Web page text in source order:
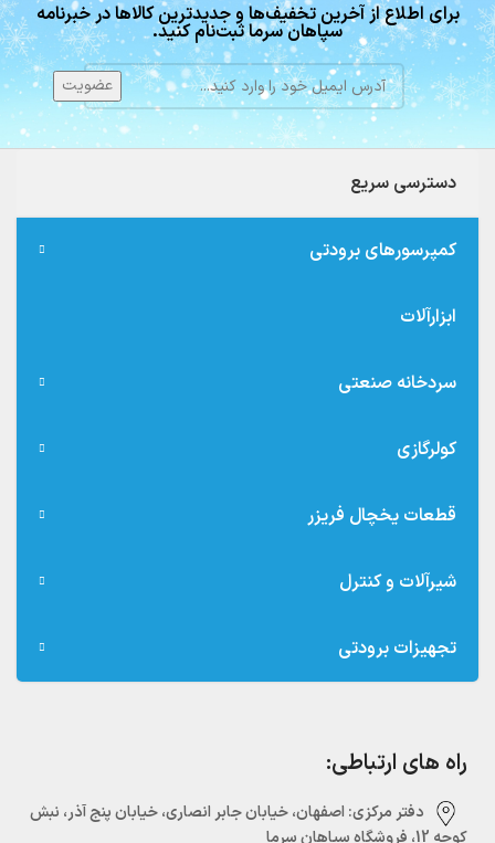
برای اطلاع از آخرین تخفیف‌ها و جدیدترین کالاها در خبرنامه
سپاهان سرما ثبت‌نام کنید.
دسترسی سریع
کمپرسورهای برودتی
ابزارآلات
سردخانه صنعتی
کولرگازی
قطعات یخچال فریزر
شیرآلات و کنترل
تجهیزات برودتی
راه های ارتباطی:
دفتر مرکزی:‌ اصفهان، خیابان جابر انصاری، خیابان پنج آذر، نبش
کوچه 12، فروشگاه سپاهان سرما